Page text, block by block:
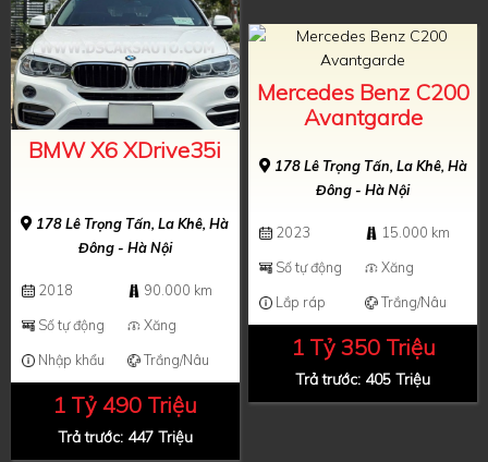
BMW X6 XDrive35i
178 Lê Trọng Tấn, La Khê, Hà
Đông - Hà Nội
2018
90.000 km
Số tự động
Xăng
Nhập khẩu
Trắng/Nâu
1 Tỷ 490 Triệu
Trả trước: 447 Triệu
Mercedes Benz C200
Avantgarde
178 Lê Trọng Tấn, La Khê, Hà
Đông - Hà Nội
2023
15.000 km
Số tự động
Xăng
Lắp ráp
Trắng/Nâu
1 Tỷ 350 Triệu
Trả trước: 405 Triệu